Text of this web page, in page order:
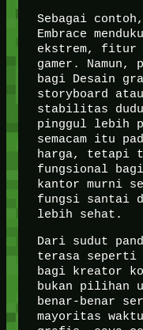
Sebagai
Embrace
ekstrem, fitur
gamer.
bagi Desain
storyboard
stabilitas
pinggul lebih
semacam itu
harga, tetapi
fungsional
kantor murni
fungsi santai
lebih sehat.
Dari sudut
terasa seperti
bagi kreator
bukan pilihan
benar-benar
mayoritas